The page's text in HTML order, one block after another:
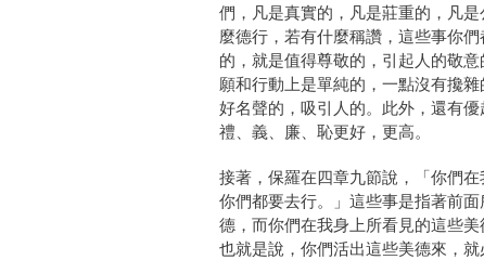
們，凡是真實的，凡是莊重的，凡
麼德行，若有什麼稱讚，這些事你
的，就是值得尊敬的，引起人的敬
願和行動上是單純的，一點沒有攙
好名聲的，吸引人的。此外，還有
禮、義、廉、恥更好，更高。
接著，保羅在四章九節說，「你們
你們都要去行。」這些事是指著前
德，而你們在我身上所看見的這些
也就是說，你們活出這些美德來，就